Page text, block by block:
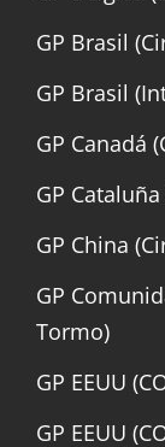
GP Brasil
GP Brasil
GP Canadá
GP
GP China
GP
Tormo)
GP EEUU
GP EEUU